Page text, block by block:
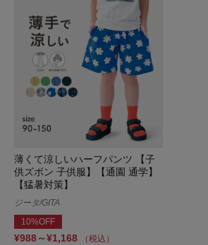
薄くて涼しいハーフパンツ 【子
供ズボン 子供服】【通園 通学】
【猛暑対策】
ジータ/GITA
10%OFF
¥988～¥1,168
（税込）